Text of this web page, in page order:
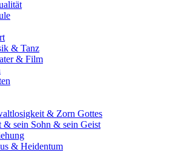
& Tanz
& Film
& Zorn Gottes
& sein Sohn & sein Geist
& Heidentum